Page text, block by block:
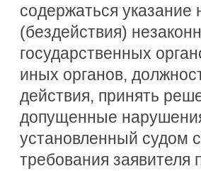
содержаться
(бездействия)
государственных
иных органов,
действия, принять
допущенные
установленный судом
требования заявителя